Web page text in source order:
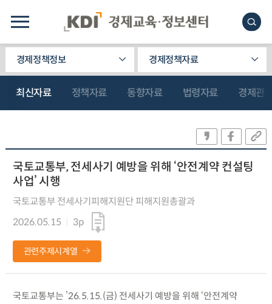
경제정책정보 경제정책자료
최신자료 정책자료 동향자료 법령자료 경제관
국토교통부, 전세사기 예방을 위해 ‘안전계약 컨설팅
사업’ 시행
국토교통부 전세사기피해지원단 피해지원총괄과
2026.05.15
3p
관련주제시계열
국토교통부는 ’26.5.15.(금) 전세사기 예방을 위해 ‘안전계약